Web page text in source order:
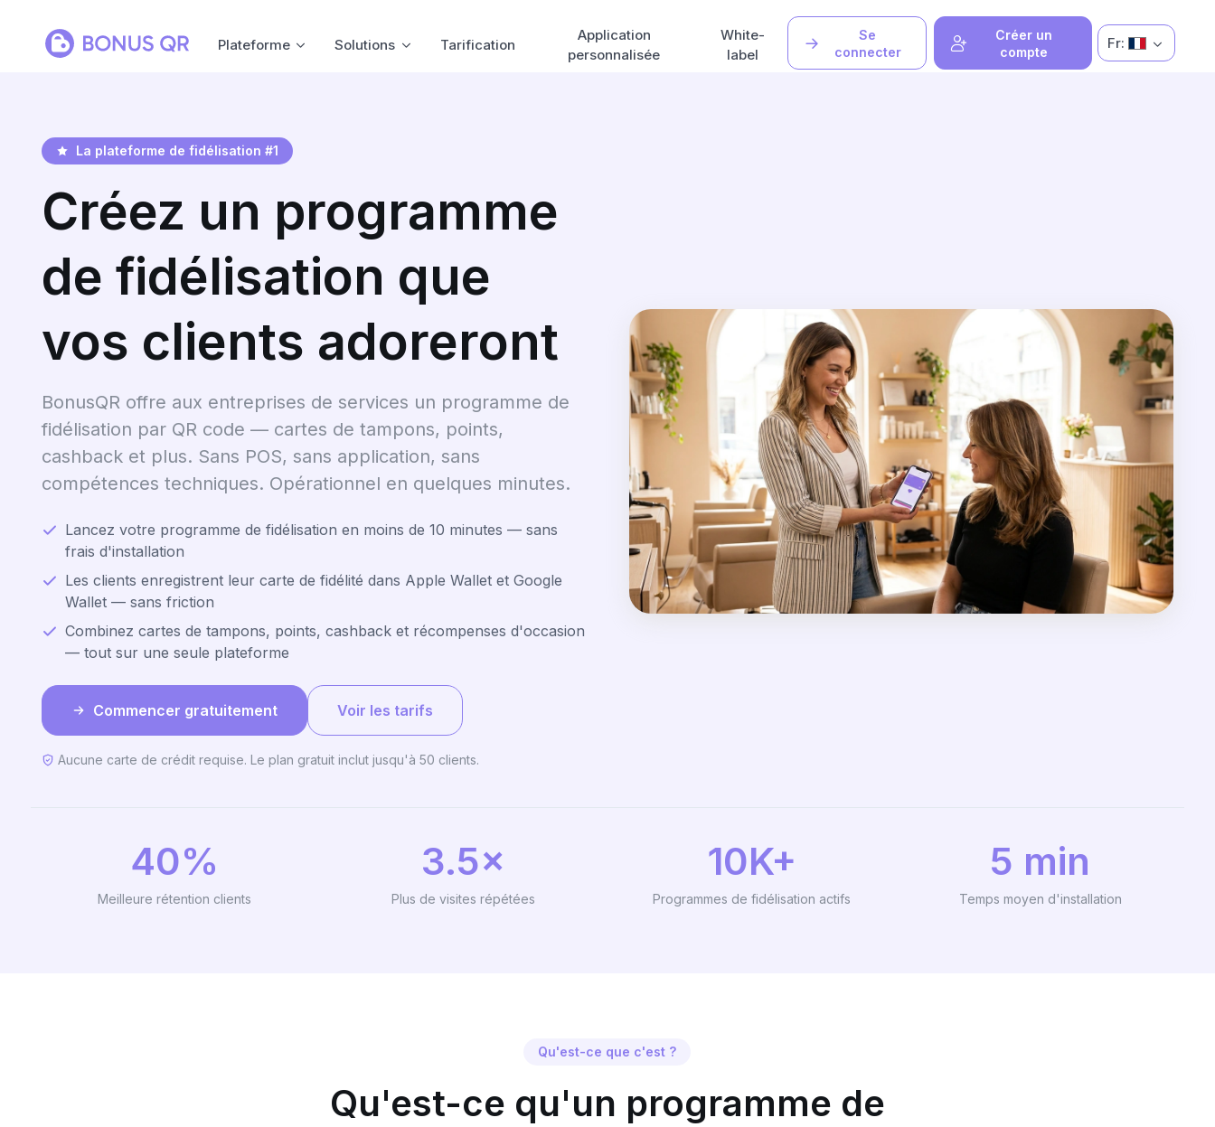
Se
connecter
Créer un
compte
Plateforme Solutions Tarification
Application
personnalisée
White-
label
Fr:
La plateforme de fidélisation #1
Créez un programme
de fidélisation que
vos clients adoreront
BonusQR offre aux entreprises de services un programme de
fidélisation par QR code — cartes de tampons, points,
cashback et plus. Sans POS, sans application, sans
compétences techniques. Opérationnel en quelques minutes.
Lancez votre programme de fidélisation en moins de 10 minutes — sans
frais d'installation
Les clients enregistrent leur carte de fidélité dans Apple Wallet et Google
Wallet — sans friction
Combinez cartes de tampons, points, cashback et récompenses d'occasion
— tout sur une seule plateforme
Commencer gratuitement Voir les tarifs
Aucune carte de crédit requise. Le plan gratuit inclut jusqu'à 50 clients.
40%
Meilleure rétention clients
3.5×
Plus de visites répétées
10K+
Programmes de fidélisation actifs
5 min
Temps moyen d'installation
Qu'est-ce que c'est ?
Qu'est-ce qu'un programme de